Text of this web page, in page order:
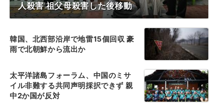
人殺害 祖父母殺害した後移動
韓国、北西部沿岸で地雷15個回収 豪
雨で北朝鮮から流出か
太平洋諸島フォーラム、中国のミサ
イル非難する共同声明採択できず 親
中2か国が反対